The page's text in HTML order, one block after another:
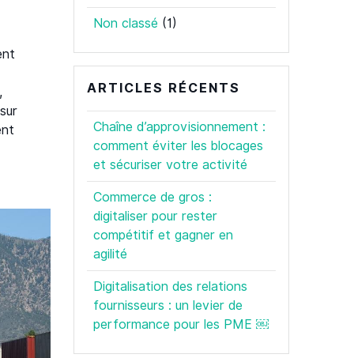
Non classé (1)
ARTICLES RÉCENTS
Chaîne d’approvisionnement :
comment éviter les blocages
et sécuriser votre activité
Commerce de gros :
digitaliser pour rester
compétitif et gagner en
agilité
Digitalisation des relations
fournisseurs : un levier de
performance pour les PME ￼